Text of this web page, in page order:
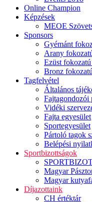
Online Champion
Képzések
MEOE
Sponsors
Gyémánt
Arany
Ezüst
Bronz
Tagfelvétel
Általános
Fajtagondozói
Vidéki
Fajta egyesület
Sportegyesület
Pártoló tagok
Belépési
Sportbizottságok
Magyar
Magyar
Díjazottaink
CH értéktár